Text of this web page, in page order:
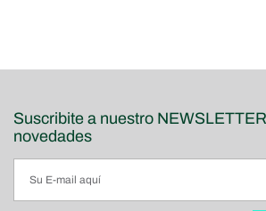
Suscribite a nuestro
novedades